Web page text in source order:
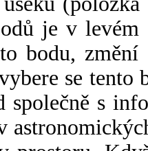
je v
bodu,
se tento
společně s